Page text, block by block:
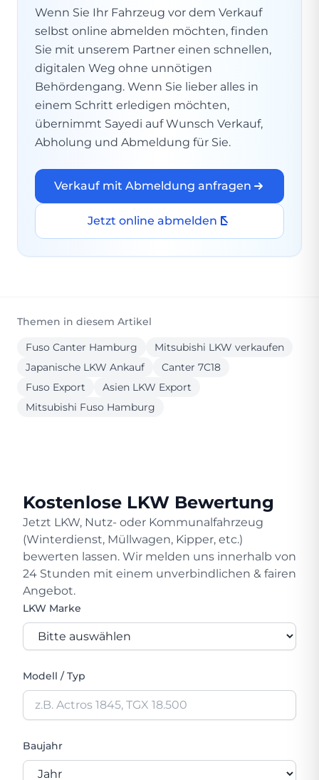
Wenn Sie Ihr Fahrzeug vor dem Verkauf
selbst online abmelden möchten, finden
Sie mit unserem Partner einen schnellen,
digitalen Weg ohne unnötigen
Behördengang. Wenn Sie lieber alles in
einem Schritt erledigen möchten,
übernimmt Sayedi auf Wunsch Verkauf,
Abholung und Abmeldung für Sie.
Verkauf mit Abmeldung anfragen
Jetzt online abmelden
Themen in diesem Artikel
Fuso Canter Hamburg
Mitsubishi LKW verkaufen
Japanische LKW Ankauf
Canter 7C18
Fuso Export
Asien LKW Export
Mitsubishi Fuso Hamburg
Kostenlose LKW Bewertung
Jetzt LKW, Nutz- oder Kommunalfahrzeug
(Winterdienst, Müllwagen, Kipper, etc.)
bewerten lassen. Wir melden uns innerhalb von
24 Stunden mit einem unverbindlichen & fairen
Angebot.
LKW Marke
Modell / Typ
Baujahr